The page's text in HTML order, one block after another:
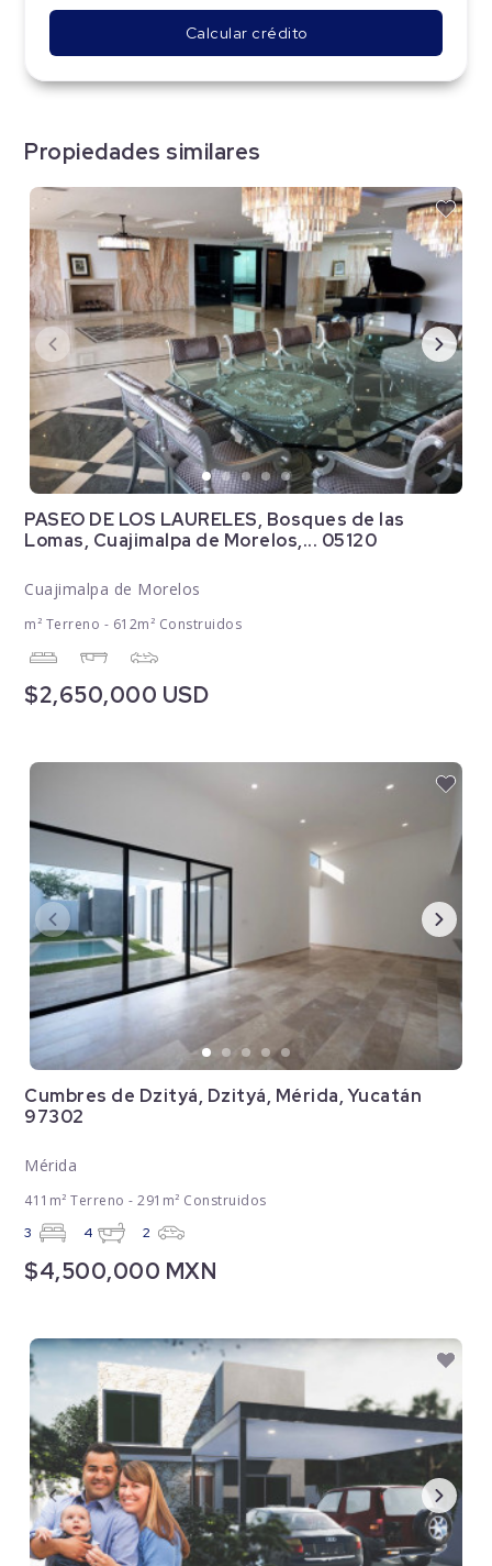
Calcular crédito
Propiedades similares
PASEO DE LOS LAURELES, Bosques de las
Lomas, Cuajimalpa de Morelos,... 05120
Cuajimalpa de Morelos
m² Terreno - 612m² Construidos
$2,650,000 USD
Cumbres de Dzityá, Dzityá, Mérida, Yucatán
97302
Mérida
411m² Terreno - 291m² Construidos
3 4 2
$4,500,000 MXN